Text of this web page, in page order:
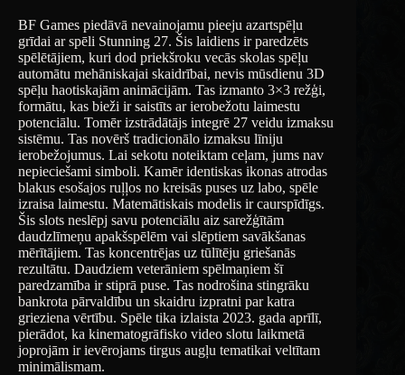
BF Games piedāvā nevainojamu pieeju azartspēļu
grīdai ar spēli Stunning 27. Šis laidiens ir paredzēts
spēlētājiem, kuri dod priekšroku vecās skolas spēļu
automātu mehāniskajai skaidrībai, nevis mūsdienu 3D
spēļu haotiskajām animācijām. Tas izmanto 3×3 režģi,
formātu, kas bieži ir saistīts ar ierobežotu laimestu
potenciālu. Tomēr izstrādātājs integrē 27 veidu izmaksu
sistēmu. Tas novērš tradicionālo izmaksu līniju
ierobežojumus. Lai sekotu noteiktam ceļam, jums nav
nepieciešami simboli. Kamēr identiskas ikonas atrodas
blakus esošajos ruļļos no kreisās puses uz labo, spēle
izraisa laimestu. Matemātiskais modelis ir caurspīdīgs.
Šis slots neslēpj savu potenciālu aiz sarežģītām
daudzlīmeņu apakšspēlēm vai slēptiem savākšanas
mērītājiem. Tas koncentrējas uz tūlītēju griešanās
rezultātu. Daudziem veterāniem spēlmaņiem šī
paredzamība ir stiprā puse. Tas nodrošina stingrāku
bankrota pārvaldību un skaidru izpratni par katra
grieziena vērtību. Spēle tika izlaista 2023. gada aprīlī,
pierādot, ka kinematogrāfisko video slotu laikmetā
joprojām ir ievērojams tirgus augļu tematikai veltītam
minimālismam.